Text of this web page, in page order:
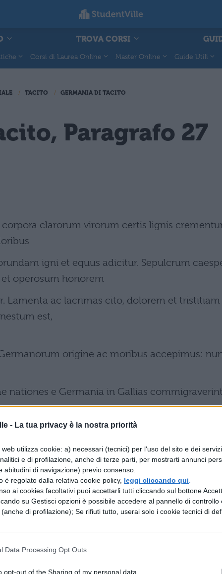
- La tua privacy è la nostra priorità
utilizza cookie: a) necessari (tecnici) per l'uso del sito e dei
e di profilazione, anche di terze parti, per mostrarti annunci
abitudini di navigazione) previo consenso.
è regolato dalla relativa cookie policy, leggi cliccando qui
ai cookies facoltativi puoi accettarli tutti cliccando sul bottone
su Gestisci opzioni è possibile accedere al pannello di controllo
di profilazione); Se rifiuti tutto, userai solo i cookie tecnici di
Data Processing Opt Outs
opt-out of the Sharing of my personal data.
TROVA CORSI
Corsi di Laurea Online Master Online Guide Utili
TACITO GERMANIA DI TACITO
Paragrafo 27
clarorum virorum certis lignis
igni et equus adicitur. Sepulcrum
operosum honorem
Lamenta ac lacrimas cito, dolorem et tristitiam
est,
origine ac moribus accepimus:
nationes e Germania in Gallias
a che i corpi degli uomini importanti siano
sul
vicino a ciascuno le sue armi e per qualcuno
Erigono il
l'onore di monumenti massicci ed elaborati,